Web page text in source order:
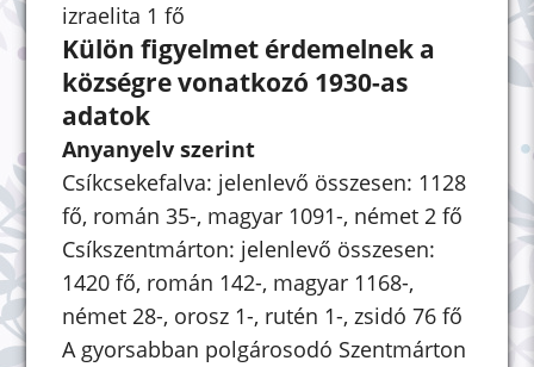
izraelita 1 fő
Külön figyelmet érdemelnek a
községre vonatkozó 1930-as
adatok
Anyanyelv szerint
Csíkcsekefalva: jelenlevő összesen: 1128
fő, román 35-, magyar 1091-, német 2 fő
Csíkszentmárton: jelenlevő összesen:
1420 fő, román 142-, magyar 1168-,
német 28-, orosz 1-, rutén 1-, zsidó 76 fő
A gyorsabban polgárosodó Szentmárton